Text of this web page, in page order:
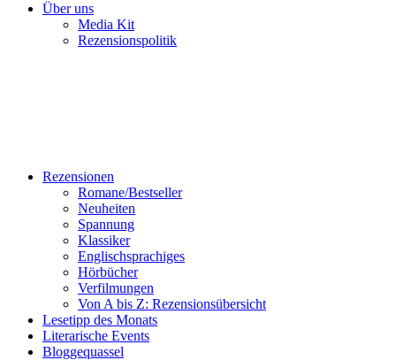
Über uns
Media Kit
Rezensionspolitik
Rezensionen
Romane/Bestseller
Neuheiten
Spannung
Klassiker
Englischsprachiges
Hörbücher
Verfilmungen
Von A bis Z: Rezensionsübersicht
Lesetipp des Monats
Literarische Events
Bloggequassel